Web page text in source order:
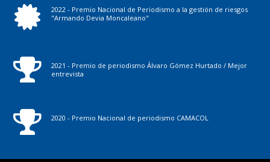
2022 - Premio Nacional de Periodismo a la gestión de riesgos
"Armando Devia Moncaleano"
2021 - Premio de periodismo Álvaro Gómez Hurtado / Mejor
entrevista
2020 - Premio Nacional de periodismo CAMACOL